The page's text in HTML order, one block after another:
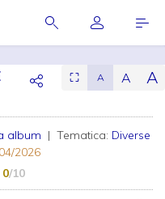
⛶ A A A
album | Tematica: Diverse
2026
0/10